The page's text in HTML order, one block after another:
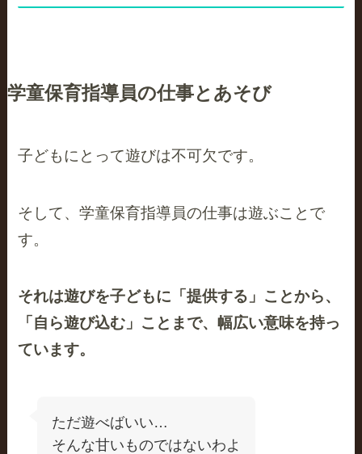
学童保育指導員の仕事とあそび
子どもにとって遊びは不可欠です。
そして、学童保育指導員の仕事は遊ぶことで
す。
それは遊びを子どもに「提供する」ことから、
「自ら遊び込む」ことまで、幅広い意味を持っ
ています。
ただ遊べばいい…
そんな甘いものではないわよ